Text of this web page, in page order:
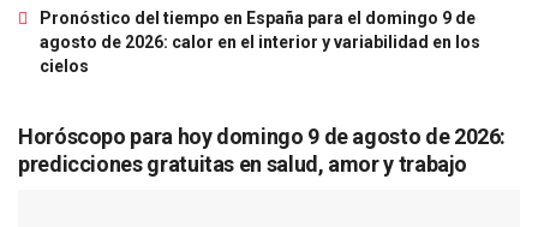
Pronóstico del tiempo en España para el domingo 9 de
agosto de 2026: calor en el interior y variabilidad en los
cielos
Horóscopo para hoy domingo 9 de agosto de 2026:
predicciones gratuitas en salud, amor y trabajo